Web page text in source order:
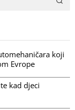
koji
Evrope
kad djeci